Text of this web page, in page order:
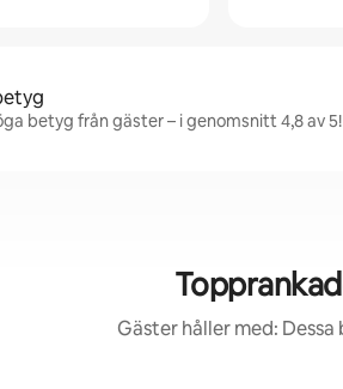
betyg från gäster – i genomsnitt 4,8 av 5!
Gäster håller med: